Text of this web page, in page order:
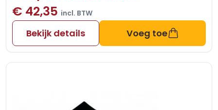
€ 42,35 incl. BTW
Bekijk details Voeg toe